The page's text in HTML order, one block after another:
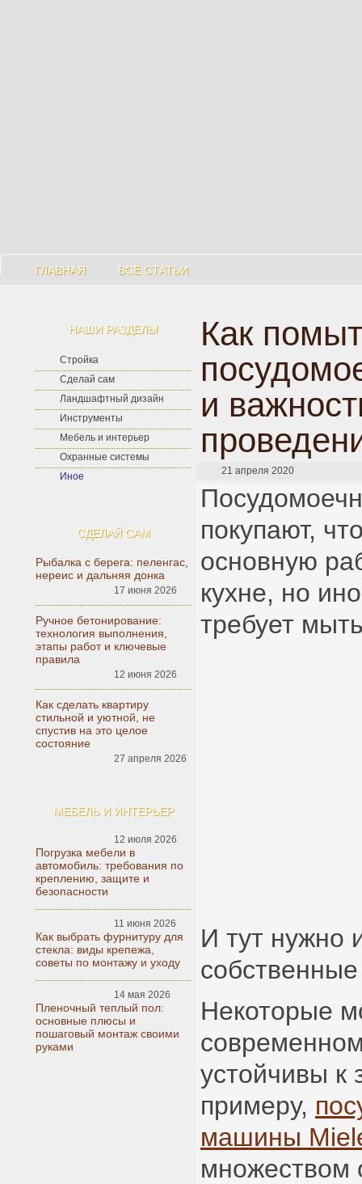
ГЛАВНАЯ ВСЕ СТАТЬИ
НАШИ РАЗДЕЛЫ
Стройка
Сделай сам
Ландшафтный дизайн
Инструменты
Мебель и интерьер
Охранные системы
Иное
СДЕЛАЙ САМ
Рыбалка с берега: пеленгас,
нереис и дальняя донка
17 июня 2026
Ручное бетонирование:
технология выполнения,
этапы работ и ключевые
правила
12 июня 2026
Как сделать квартиру
стильной и уютной, не
спустив на это целое
состояние
27 апреля 2026
МЕБЕЛЬ И ИНТЕРЬЕР
12 июля 2026
Погрузка мебели в
автомобиль: требования по
креплению, защите и
безопасности
11 июня 2026
Как выбрать фурнитуру для
стекла: виды крепежа,
советы по монтажу и уходу
14 мая 2026
Пленочный теплый пол:
основные плюсы и
пошаговый монтаж своими
руками
Как
и
21 апреля 2020
покупают,
основную
кухне, но
требует
И тут нужно
Некоторые
устойчивы к
примеру,
машины
множеством